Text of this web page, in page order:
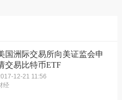
国洲际交易所向美证监会申
交易比特币ETF
12-21 11:56
经